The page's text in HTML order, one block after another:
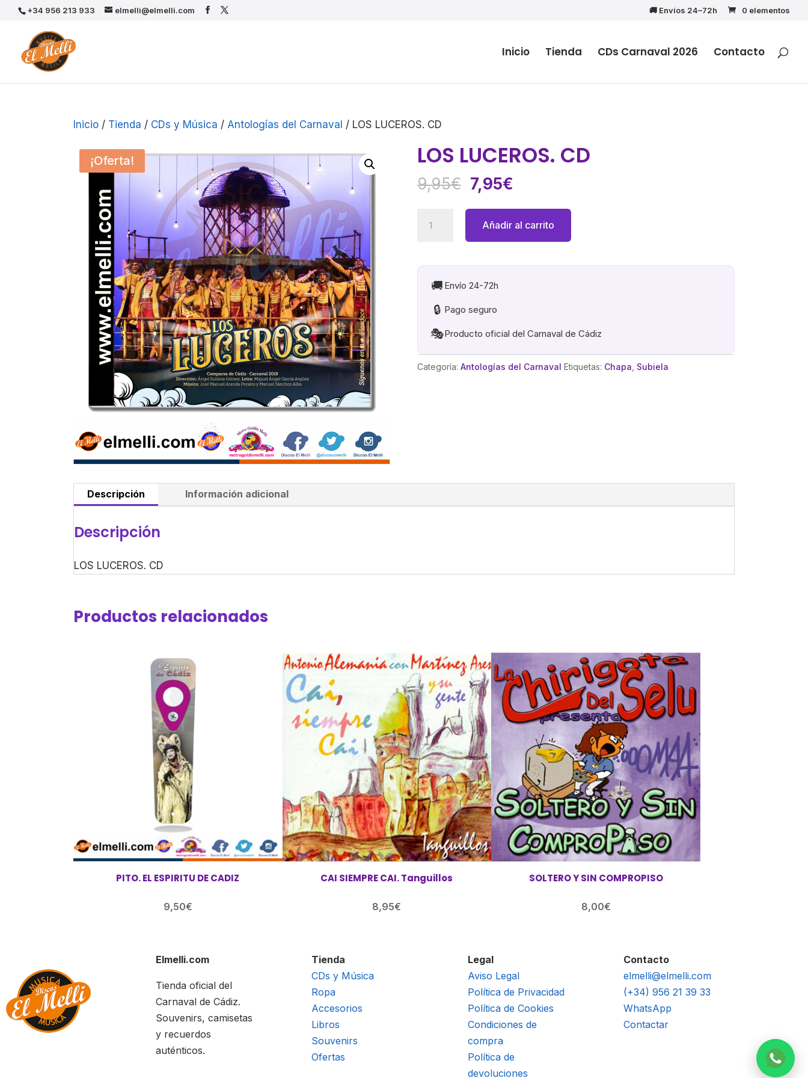
+34 956 213 933 elmelli@elmelli.com 🚚 Envíos 24–72h 0 elementos
Inicio Tienda CDs Carnaval 2026 Contacto
Inicio / Tienda / CDs y Música / Antologías del Carnaval / LOS LUCEROS. CD
¡Oferta! LOS LUCEROS. CD
9,95€ El
precio
era:
9,95€.
7,95€
es:
7,95€.
LUCEROS.
cantidad
Añadir al carrito
🚚 Envío 24-72h
🔒 Pago seguro
🎭Producto oficial del Carnaval de Cádiz
Categoría: Antologías del Carnaval Etiquetas: Chapa Subiela
Descripción Información adicional
Descripción
LOS LUCEROS. CD
Productos relacionados
PITO. EL ESPIRITU DE CADIZ
9,50€
CAI SIEMPRE CAI. Tanguillos
8,95€
SOLTERO Y SIN COMPROPISO
8,00€
Elmelli.com
Tienda oficial del
Carnaval de Cádiz.
Souvenirs, camisetas
y recuerdos
auténticos.
Tienda
CDs y Música
Ropa
Accesorios
Libros
Souvenirs
Ofertas
Legal
Aviso Legal
Política de Privacidad
Política de Cookies
Condiciones de
compra
Política de
devoluciones
Contacto
elmelli@elmelli.com
(+34) 956 21 39 33
WhatsApp
Contactar